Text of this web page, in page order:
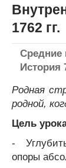
1762 гг.
Средние
История
Родная
родной,
Цель
-
опоры